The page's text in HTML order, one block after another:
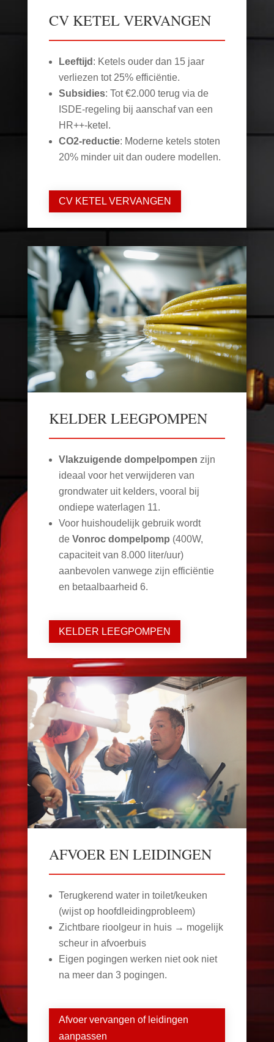
CV KETEL VERVANGEN
Leeftijd : Ketels ouder dan 15 jaar
verliezen tot 25% efficiëntie.
Subsidies: Tot €2.000 terug via de
ISDE-regeling bij aanschaf van een
HR++-ketel.
CO2-reductie: Moderne ketels stoten
20% minder uit dan oudere modellen.
CV KETEL VERVANGEN
KELDER LEEGPOMPEN
Vlakzuigende dompelpompen zijn
ideaal voor het verwijderen van
grondwater uit kelders, vooral bij
ondiepe waterlagen 11.
Voor huishoudelijk gebruik wordt
de Vonroc dompelpomp (400W,
capaciteit van 8.000 liter/uur)
aanbevolen vanwege zijn efficiëntie
en betaalbaarheid 6.
KELDER LEEGPOMPEN
AFVOER EN LEIDINGEN
Terugkerend water in toilet/keuken
(wijst op hoofdleidingprobleem)
Zichtbare rioolgeur in huis → mogelijk
scheur in afvoerbuis
Eigen pogingen werken niet ook niet
na meer dan 3 pogingen.
Afvoer vervangen of leidingen
aanpassen